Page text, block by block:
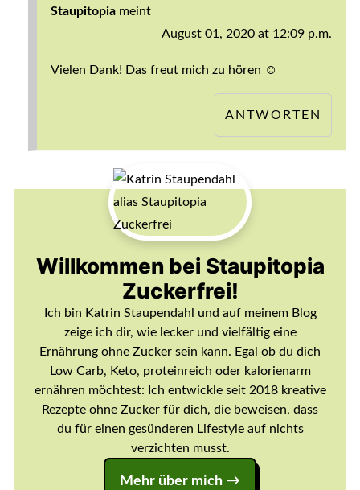
Staupitopia meint
August 01, 2020 at 12:09 p.m.
Vielen Dank! Das freut mich zu hören ☺️
ANTWORTEN
Willkommen bei Staupitopia
Zuckerfrei!
Ich bin Katrin Staupendahl und auf meinem Blog
zeige ich dir, wie lecker und vielfältig eine
Ernährung ohne Zucker sein kann. Egal ob du dich
Low Carb, Keto, proteinreich oder kalorienarm
ernähren möchtest: Ich entwickle seit 2018 kreative
Rezepte ohne Zucker für dich, die beweisen, dass
du für einen gesünderen Lifestyle auf nichts
verzichten musst.
Mehr über mich →